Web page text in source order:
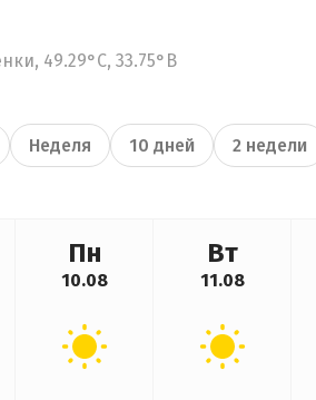
49.29°С, 33.75°В
Неделя 10 дней 2 недели
Пн
10.08
Вт
11.08